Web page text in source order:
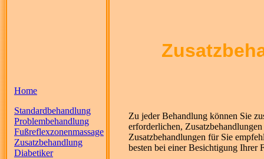
Home
Standardbehandlung
Problembehandlung
Fußreflexzonenmassage
Zusatzbehandlung
Diabetiker
Zu jeder Behandlung können Sie
erforderlichen,
Zusatzbehandlungen für Sie
besten bei einer Besichtigung Ihrer